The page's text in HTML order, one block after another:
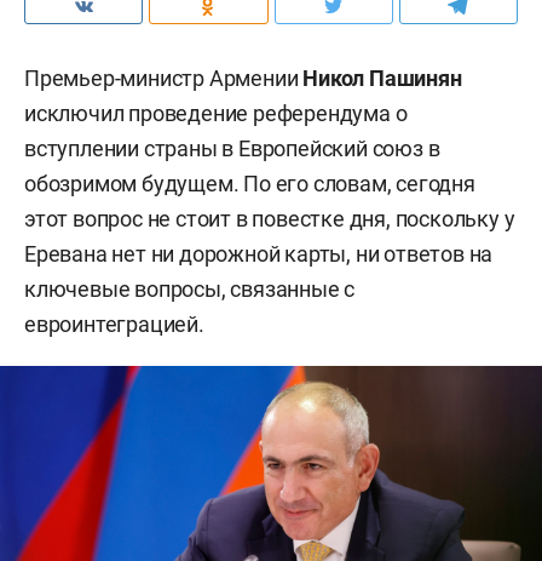
Премьер-министр Армении Никол Пашинян
исключил проведение референдума о
вступлении страны в Европейский союз в
обозримом будущем. По его словам, сегодня
этот вопрос не стоит в повестке дня, поскольку у
Еревана нет ни дорожной карты, ни ответов на
ключевые вопросы, связанные с
евроинтеграцией.